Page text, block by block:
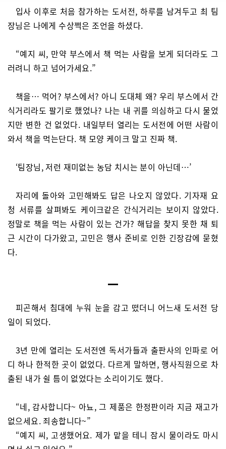
입사 이후로 처음 참가하는 도서전, 하루를 남겨두고 최 팀
장님은 나에게 수상쩍은 조언을 하셨다.
“예지 씨, 만약 부스에서 책 먹는 사람을 보게 되더라도 그
러려니 하고 넘어가세요.”
책을… 먹어? 부스에서? 아니 도대체 왜? 우리 부스에서 간
식거리라도 팔기로 했었나? 나는 내 귀를 의심하고 다시 물었
지만 변한 건 없었다. 내일부터 열리는 도서전에 어떤 사람이
와서 책을 먹는단다. 책 모양 케이크 말고 진짜 책.
‘팀장님, 저런 재미없는 농담 치시는 분이 아닌데…’
자리에 돌아와 고민해봐도 답은 나오지 않았다. 기자재 요
청 서류를 살펴봐도 케이크같은 간식거리는 보이지 않았다.
정말로 책을 먹는 사람이 있는 건가? 해답을 찾지 못한 채 퇴
근 시간이 다가왔고, 고민은 행사 준비로 인한 긴장감에 묻혔
다.
피곤해서 침대에 누워 눈을 감고 떴더니 어느새 도서전 당
일이 되었다.
3년 만에 열리는 도서전엔 독서가들과 출판사의 인파로 어
디 하나 한적한 곳이 없었다. 다르게 말하면, 행사직원으로 차
출된 내가 쉴 틈이 없었다는 소리이기도 했다.
“네, 감사합니다~ 아뇨, 그 제품은 한정판이라 지금 재고가
없으세요. 죄송합니다~”
“예지 씨, 고생했어요. 제가 맡을 테니 잠시 물이라도 마시